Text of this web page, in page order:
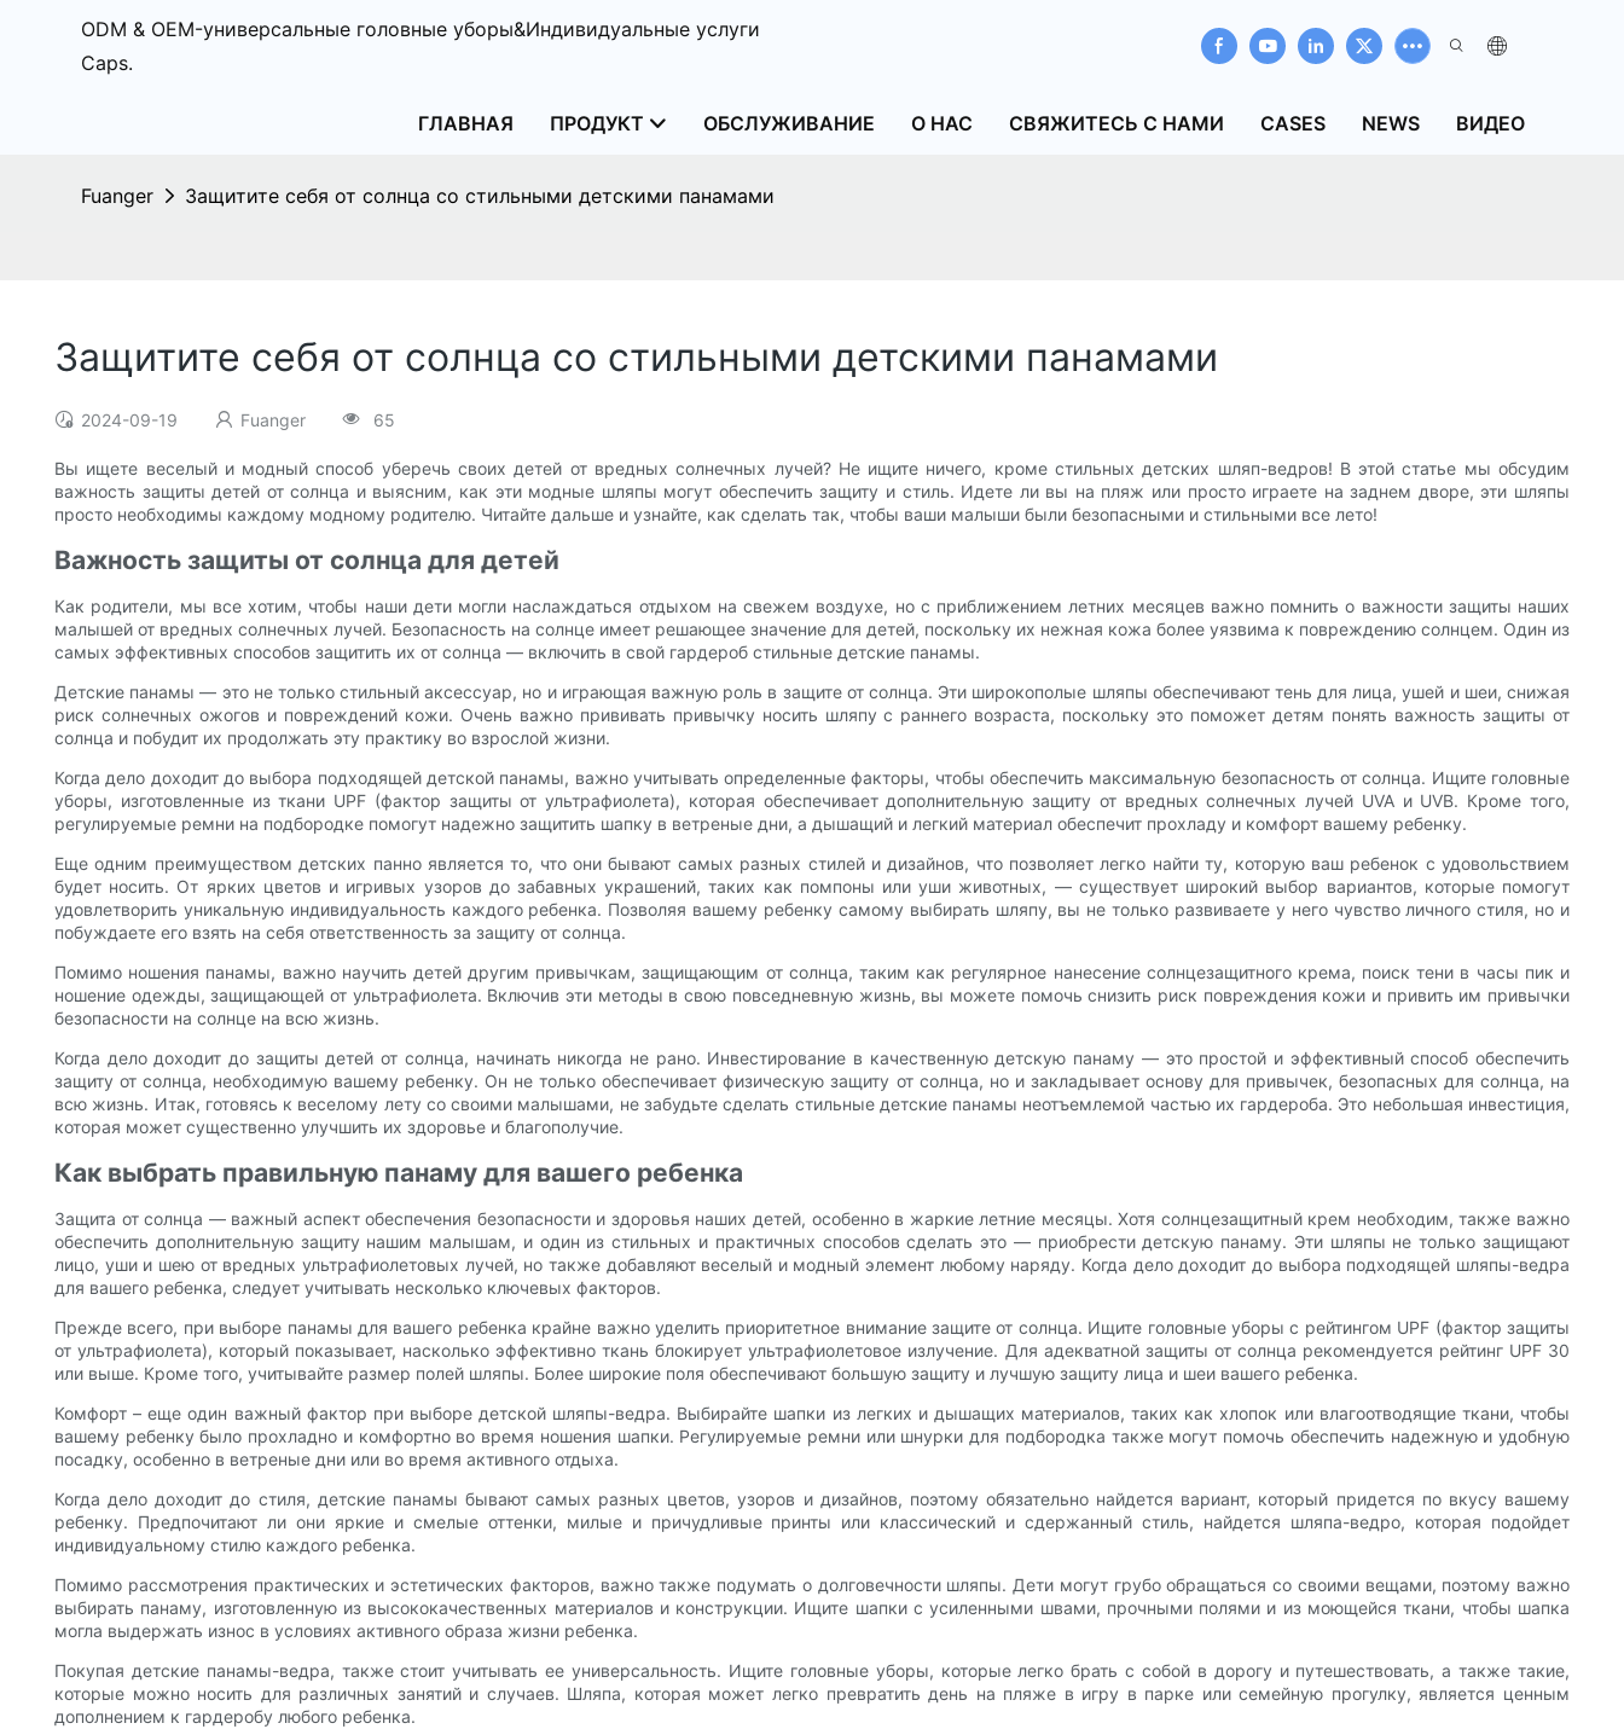
ODM & OEM-универсальные головные уборы&Индивидуальные услуги
Caps.
ГЛАВНАЯ ПРОДУКТ ОБСЛУЖИВАНИЕ О НАС СВЯЖИТЕСЬ С НАМИ CASES NEWS ВИДЕО
Fuanger Защитите себя от солнца со стильными детскими панамами
Защитите себя от солнца со стильными детскими панамами
2024-09-19 Fuanger 65
Вы ищете веселый и модный способ уберечь своих детей от вредных солнечных лучей? Не ищите ничего, кроме стильных детских шляп-ведров! В этой статье мы обсудим
важность защиты детей от солнца и выясним, как эти модные шляпы могут обеспечить защиту и стиль. Идете ли вы на пляж или просто играете на заднем дворе, эти шляпы
просто необходимы каждому модному родителю. Читайте дальше и узнайте, как сделать так, чтобы ваши малыши были безопасными и стильными все лето!
Важность защиты от солнца для детей
Как родители, мы все хотим, чтобы наши дети могли наслаждаться отдыхом на свежем воздухе, но с приближением летних месяцев важно помнить о важности защиты наших
малышей от вредных солнечных лучей. Безопасность на солнце имеет решающее значение для детей, поскольку их нежная кожа более уязвима к повреждению солнцем. Один из
самых эффективных способов защитить их от солнца — включить в свой гардероб стильные детские панамы.
Детские панамы — это не только стильный аксессуар, но и играющая важную роль в защите от солнца. Эти широкополые шляпы обеспечивают тень для лица, ушей и шеи, снижая
риск солнечных ожогов и повреждений кожи. Очень важно прививать привычку носить шляпу с раннего возраста, поскольку это поможет детям понять важность защиты от
солнца и побудит их продолжать эту практику во взрослой жизни.
Когда дело доходит до выбора подходящей детской панамы, важно учитывать определенные факторы, чтобы обеспечить максимальную безопасность от солнца. Ищите головные
уборы, изготовленные из ткани UPF (фактор защиты от ультрафиолета), которая обеспечивает дополнительную защиту от вредных солнечных лучей UVA и UVB. Кроме того,
регулируемые ремни на подбородке помогут надежно защитить шапку в ветреные дни, а дышащий и легкий материал обеспечит прохладу и комфорт вашему ребенку.
Еще одним преимуществом детских панно является то, что они бывают самых разных стилей и дизайнов, что позволяет легко найти ту, которую ваш ребенок с удовольствием
будет носить. От ярких цветов и игривых узоров до забавных украшений, таких как помпоны или уши животных, — существует широкий выбор вариантов, которые помогут
удовлетворить уникальную индивидуальность каждого ребенка. Позволяя вашему ребенку самому выбирать шляпу, вы не только развиваете у него чувство личного стиля, но и
побуждаете его взять на себя ответственность за защиту от солнца.
Помимо ношения панамы, важно научить детей другим привычкам, защищающим от солнца, таким как регулярное нанесение солнцезащитного крема, поиск тени в часы пик и
ношение одежды, защищающей от ультрафиолета. Включив эти методы в свою повседневную жизнь, вы можете помочь снизить риск повреждения кожи и привить им привычки
безопасности на солнце на всю жизнь.
Когда дело доходит до защиты детей от солнца, начинать никогда не рано. Инвестирование в качественную детскую панаму — это простой и эффективный способ обеспечить
защиту от солнца, необходимую вашему ребенку. Он не только обеспечивает физическую защиту от солнца, но и закладывает основу для привычек, безопасных для солнца, на
всю жизнь. Итак, готовясь к веселому лету со своими малышами, не забудьте сделать стильные детские панамы неотъемлемой частью их гардероба. Это небольшая инвестиция,
которая может существенно улучшить их здоровье и благополучие.
Как выбрать правильную панаму для вашего ребенка
Защита от солнца — важный аспект обеспечения безопасности и здоровья наших детей, особенно в жаркие летние месяцы. Хотя солнцезащитный крем необходим, также важно
обеспечить дополнительную защиту нашим малышам, и один из стильных и практичных способов сделать это — приобрести детскую панаму. Эти шляпы не только защищают
лицо, уши и шею от вредных ультрафиолетовых лучей, но также добавляют веселый и модный элемент любому наряду. Когда дело доходит до выбора подходящей шляпы-ведра
для вашего ребенка, следует учитывать несколько ключевых факторов.
Прежде всего, при выборе панамы для вашего ребенка крайне важно уделить приоритетное внимание защите от солнца. Ищите головные уборы с рейтингом UPF (фактор защиты
от ультрафиолета), который показывает, насколько эффективно ткань блокирует ультрафиолетовое излучение. Для адекватной защиты от солнца рекомендуется рейтинг UPF 30
или выше. Кроме того, учитывайте размер полей шляпы. Более широкие поля обеспечивают большую защиту и лучшую защиту лица и шеи вашего ребенка.
Комфорт – еще один важный фактор при выборе детской шляпы-ведра. Выбирайте шапки из легких и дышащих материалов, таких как хлопок или влагоотводящие ткани, чтобы
вашему ребенку было прохладно и комфортно во время ношения шапки. Регулируемые ремни или шнурки для подбородка также могут помочь обеспечить надежную и удобную
посадку, особенно в ветреные дни или во время активного отдыха.
Когда дело доходит до стиля, детские панамы бывают самых разных цветов, узоров и дизайнов, поэтому обязательно найдется вариант, который придется по вкусу вашему
ребенку. Предпочитают ли они яркие и смелые оттенки, милые и причудливые принты или классический и сдержанный стиль, найдется шляпа-ведро, которая подойдет
индивидуальному стилю каждого ребенка.
Помимо рассмотрения практических и эстетических факторов, важно также подумать о долговечности шляпы. Дети могут грубо обращаться со своими вещами, поэтому важно
выбирать панаму, изготовленную из высококачественных материалов и конструкции. Ищите шапки с усиленными швами, прочными полями и из моющейся ткани, чтобы шапка
могла выдержать износ в условиях активного образа жизни ребенка.
Покупая детские панамы-ведра, также стоит учитывать ее универсальность. Ищите головные уборы, которые легко брать с собой в дорогу и путешествовать, а также такие,
которые можно носить для различных занятий и случаев. Шляпа, которая может легко превратить день на пляже в игру в парке или семейную прогулку, является ценным
дополнением к гардеробу любого ребенка.